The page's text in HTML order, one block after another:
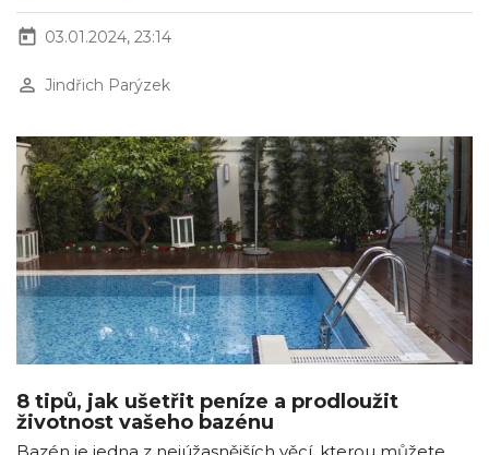
today 03.01.2024, 23:14
perm_identity Jindřich Parýzek
8 tipů, jak ušetřit peníze a prodloužit
životnost vašeho bazénu